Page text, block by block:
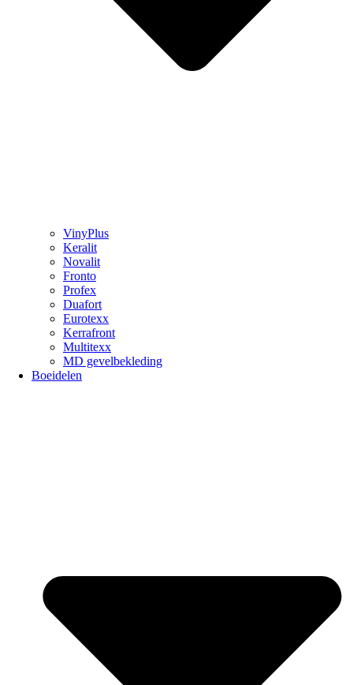
VinyPlus
Keralit
Novalit
Fronto
Profex
Duafort
Eurotexx
Kerrafront
Multitexx
MD gevelbekleding
Boeidelen